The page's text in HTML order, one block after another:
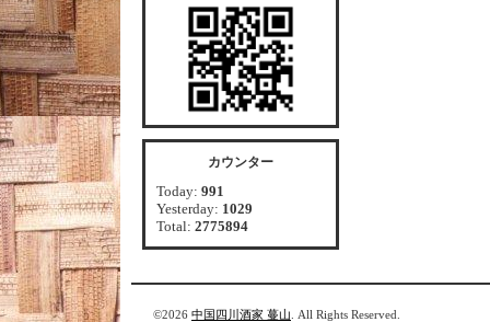
カウンター
Today: 991
Yesterday: 1029
Total: 2775894
©2026 中国四川酒家 蔓山 . All Rights Reserved.